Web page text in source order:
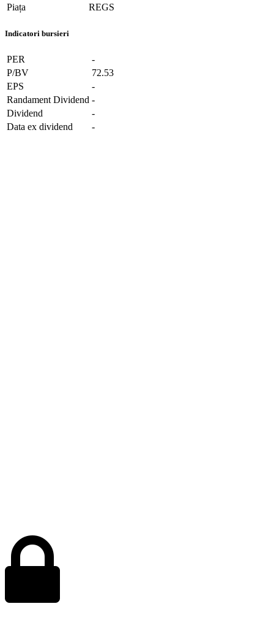
Piața
REGS
Indicatori bursieri
PER
-
P/BV
72.53
EPS
-
Randament Dividend -
Dividend
-
Data ex dividend
-